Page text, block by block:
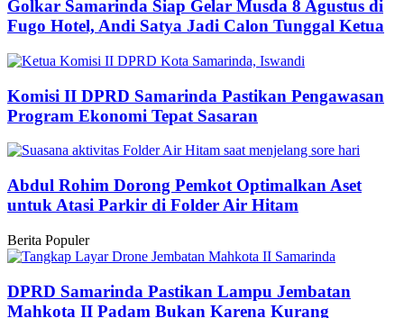
Golkar Samarinda Siap Gelar Musda 8 Agustus di
Fugo Hotel, Andi Satya Jadi Calon Tunggal Ketua
Komisi II DPRD Samarinda Pastikan Pengawasan
Program Ekonomi Tepat Sasaran
Abdul Rohim Dorong Pemkot Optimalkan Aset
untuk Atasi Parkir di Folder Air Hitam
Berita Populer
DPRD Samarinda Pastikan Lampu Jembatan
Mahkota II Padam Bukan Karena Kurang